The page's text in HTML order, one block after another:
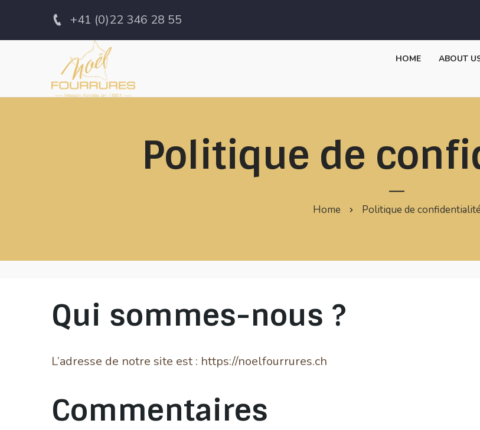
+41 (0)22 346 28 55
HOME ABOUT
Politique de
Home Politique de confidentialité
Qui sommes-nous ?
L’adresse de notre site est : https://noelfourrures.ch
Commentaires